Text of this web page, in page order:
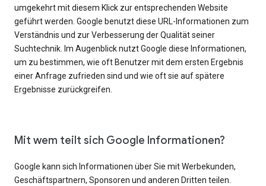
umgekehrt mit diesem Klick zur entsprechenden Website
geführt werden. Google benutzt diese URL-Informationen zum
Verständnis und zur Verbesserung der Qualität seiner
Suchtechnik. Im Augenblick nutzt Google diese Informationen,
um zu bestimmen, wie oft Benutzer mit dem ersten Ergebnis
einer Anfrage zufrieden sind und wie oft sie auf spätere
Ergebnisse zurückgreifen.
Mit wem teilt sich Google Informationen?
Google kann sich Informationen über Sie mit Werbekunden,
Geschäftspartnern, Sponsoren und anderen Dritten teilen.